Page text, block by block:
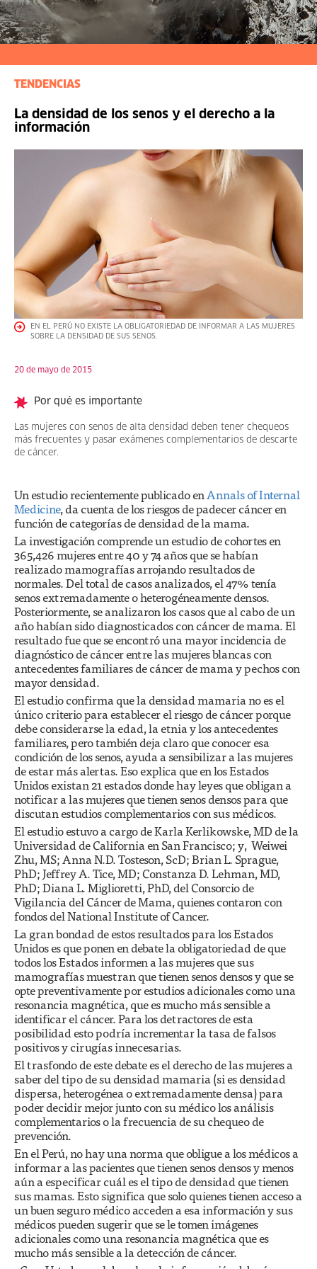
TENDENCIAS
La densidad de los senos y el derecho a la
información
EN EL PERÚ NO EXISTE LA OBLIGATORIEDAD DE INFORMAR A LAS MUJERES
SOBRE LA DENSIDAD DE SUS SENOS.
20 de mayo de 2015
Por qué es importante
Las mujeres con senos de alta densidad deben tener chequeos
más frecuentes y pasar exámenes complementarios de descarte
de cáncer.
Un estudio recientemente publicado enAnnals of Internal
Medicine, da cuenta de los riesgos de padecer cáncer en
función de categorías de densidad de la mama.
La investigación comprende un estudio de cohortes en
365,426 mujeres entre 40 y 74 años que se habían
realizado mamografías arrojando resultados de
normales. Del total de casos analizados, el 47% tenía
senos extremadamente o heterogéneamente densos.
Posteriormente, se analizaron los casos que al cabo de un
año habían sido diagnosticados con cáncer de mama. El
resultado fue que se encontró una mayor incidencia de
diagnóstico de cáncer entre las mujeres blancas con
antecedentes familiares de cáncer de mama y pechos con
mayor densidad.
El estudio confirma que la densidad mamaria no es el
único criterio para establecer el riesgo de cáncer porque
debe considerarse la edad, la etnia y los antecedentes
familiares, pero también deja claro que conocer esa
condición de los senos, ayuda a sensibilizar a las mujeres
de estar más alertas. Eso explica que en los Estados
Unidos existan 21 estados donde hay leyes que obligan a
notificar a las mujeres que tienen senos densos para que
discutan estudios complementarios con sus médicos.
El estudio estuvo a cargo de Karla Kerlikowske, MD de la
Universidad de California en San Francisco; y, Weiwei
Zhu, MS; Anna N.D. Tosteson, ScD; Brian L. Sprague,
PhD; Jeffrey A. Tice, MD; Constanza D. Lehman, MD,
PhD; Diana L. Miglioretti, PhD, del Consorcio de
Vigilancia del Cáncer de Mama, quienes contaron con
fondos del National Institute of Cancer.
La gran bondad de estos resultados para los Estados
Unidos es que ponen en debate la obligatoriedad de que
todos los Estados informen a las mujeres que sus
mamografías muestran que tienen senos densos y que se
opte preventivamente por estudios adicionales como una
resonancia magnética, que es mucho más sensible a
identificar el cáncer. Para los detractores de esta
posibilidad esto podría incrementar la tasa de falsos
positivos y cirugías innecesarias.
El trasfondo de este debate es el derecho de las mujeres a
saber del tipo de su densidad mamaria (si es densidad
dispersa, heterogénea o extremadamente densa) para
poder decidir mejor junto con su médico los análisis
complementarios o la frecuencia de su chequeo de
prevención.
En el Perú, no hay una norma que obligue a los médicos a
informar a las pacientes que tienen senos densos y menos
aún a especificar cuál es el tipo de densidad que tienen
sus mamas. Esto significa que solo quienes tienen acceso a
un buen seguro médico acceden a esa información y sus
médicos pueden sugerir que se le tomen imágenes
adicionales como una resonancia magnética que es
mucho más sensible a la detección de cáncer.